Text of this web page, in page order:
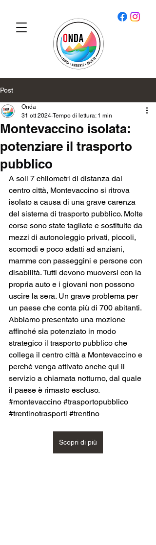
Post
Montevaccino isolata:
potenziare il trasporto
pubblico
Onda
31 ott 2024 Tempo di lettura: 1 min
A soli 7 chilometri di distanza dal
centro città, Montevaccino si ritrova
isolato a causa di una grave carenza
del sistema di trasporto pubblico. Molte
corse sono state tagliate e sostituite da
mezzi di autonoleggio privati, piccoli,
scomodi e poco adatti ad anziani,
mamme con passeggini e persone con
disabilità. Tutti devono muoversi con la
propria auto e i giovani non possono
uscire la sera. Un grave problema per
un paese che conta più di 700 abitanti.
Abbiamo presentato una mozione
affinché sia potenziato in modo
strategico il trasporto pubblico che
collega il centro città a Montevaccino e
perché venga attivato anche qui il
servizio a chiamata notturno, dal quale
il paese è rimasto escluso.
#montevaccino #trasportopubblico
#trentinotrasporti #trentino
Scopri di più